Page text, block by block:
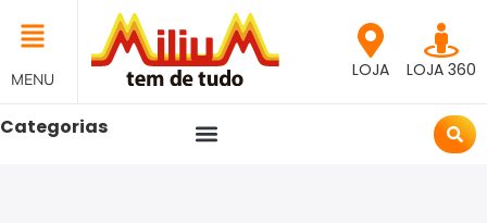
MENU LOJA LOJA 360
Categorias